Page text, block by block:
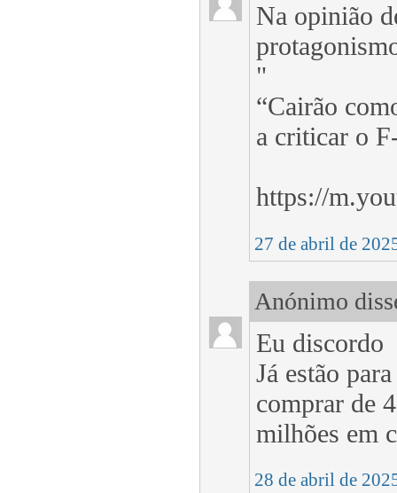
Na opinião
"
“Cairão
a criticar o
https://
27 de abril de
Anónimo
Eu discordo
Já estão
comprar de
milhões em
28 de abril de